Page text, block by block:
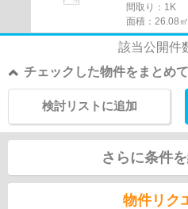
間取り：1K
面積：26.08㎡
該当公開件
チェックした物件をまとめて
検討リストに追加
さらに条件
物件リク